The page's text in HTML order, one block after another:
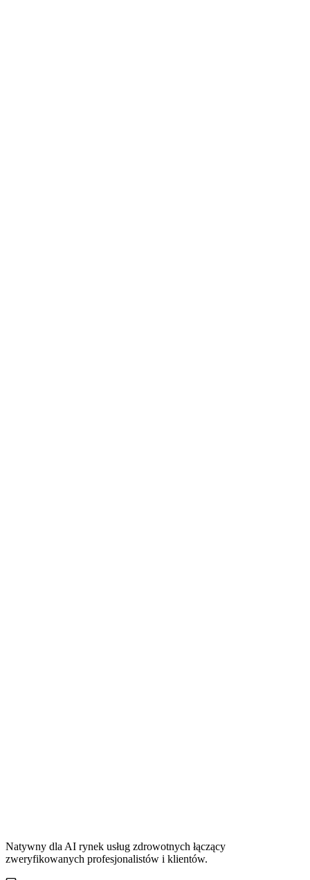
Natywny dla AI rynek usług zdrowotnych łączący
zweryfikowanych profesjonalistów i klientów.